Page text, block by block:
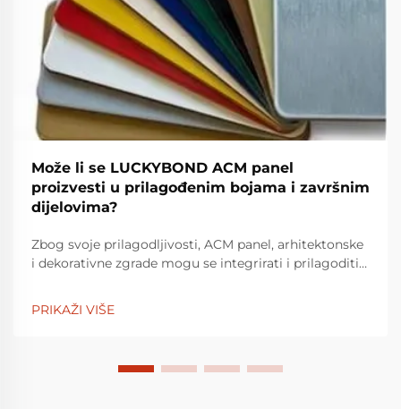
Može li se LUCKYBOND ACM panel
proizvesti u prilagođenim bojama i završnim
dijelovima?
Zbog svoje prilagodljivosti, ACM panel, arhitektonske
i dekorativne zgrade mogu se integrirati i prilagoditi
od 30 godina u poslu dekorativnih materijala, i jedna
je od t...
PRIKAŽI VIŠE